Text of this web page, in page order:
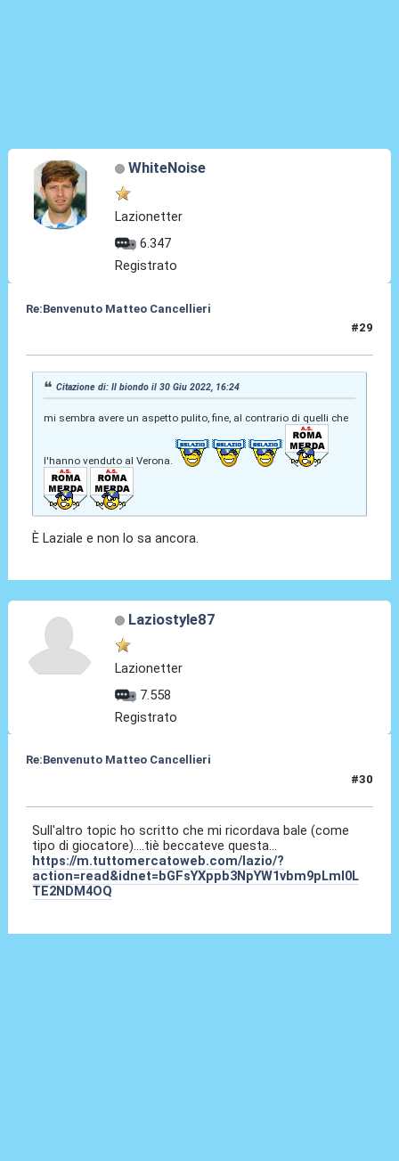
WhiteNoise
Lazionetter
6.347
Registrato
Re:Benvenuto Matteo Cancellieri
#29
Citazione di: Il biondo il 30 Giu 2022, 16:24
mi sembra avere un aspetto pulito, fine, al contrario di quelli che
l'hanno venduto al Verona.
È Laziale e non lo sa ancora.
Laziostyle87
Lazionetter
7.558
Registrato
Re:Benvenuto Matteo Cancellieri
#30
Sull'altro topic ho scritto che mi ricordava bale (come
tipo di giocatore)....tiè beccateve questa...
https://m.tuttomercatoweb.com/lazio/?
action=read&idnet=bGFsYXppb3NpYW1vbm9pLml0L
TE2NDM4OQ